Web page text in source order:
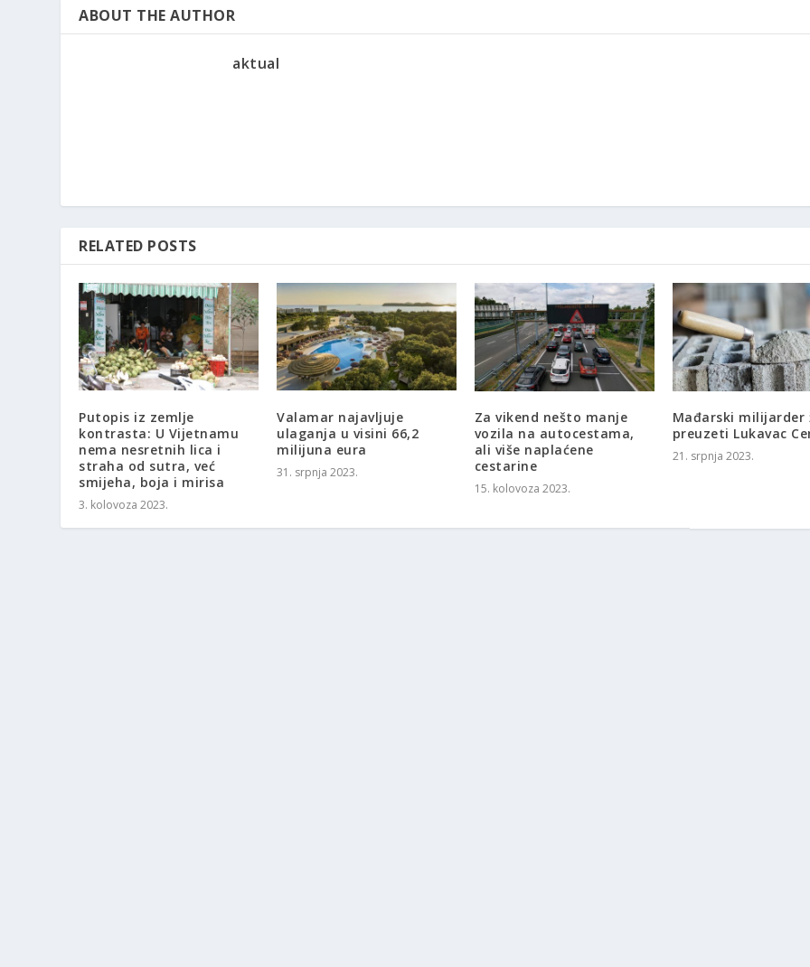
ABOUT THE AUTHOR
aktual
RELATED POSTS
Putopis iz zemlje
kontrasta: U Vijetnamu
nema nesretnih lica i
straha od sutra, već
smijeha, boja i mirisa
3. kolovoza 2023.
Valamar najavljuje
ulaganja u visini 66,2
milijuna eura
31. srpnja 2023.
Za vikend nešto manje
vozila na autocestama,
ali više naplaćene
cestarine
15. kolovoza 2023.
Mađarski milijarder
preuzeti Lukavac
21. srpnja 2023.